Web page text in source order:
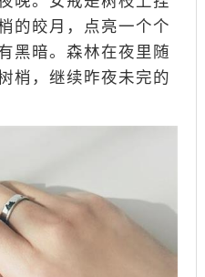
的皎月，点亮一个个
黑暗。森林在夜里随
梢，继续昨夜未完的